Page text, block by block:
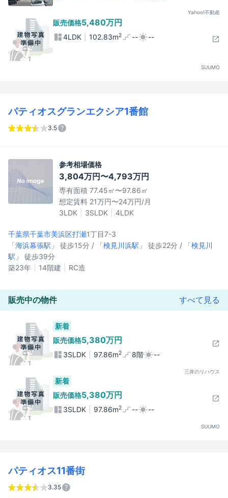
Yahoo!不動産
販売価格5,480万円
4LDK 102.83m2 -- --
SUUMO
パティオスグランエクシア1番館
3.5
参考相場価格
3,804万円〜4,793万円
専有面積 77.45㎡〜97.86㎡
想定賃料 21万円〜24万円/月
3LDK
3SLDK 4LDK
千葉県千葉市美浜区打瀬1丁目7-3
「海浜幕張駅 」 徒歩15分 / 「検見川浜駅 」 徒歩22分 / 「検見川
駅 」 徒歩39分
築23年
14階建 RC造
販売中の物件 すべて見る
新着
販売価格5,380万円
3SLDK 97.86m2 8階 --
三井のリハウス
新着
販売価格5,380万円
3SLDK 97.86m2 -- --
SUUMO
パティオス11番街
3.35